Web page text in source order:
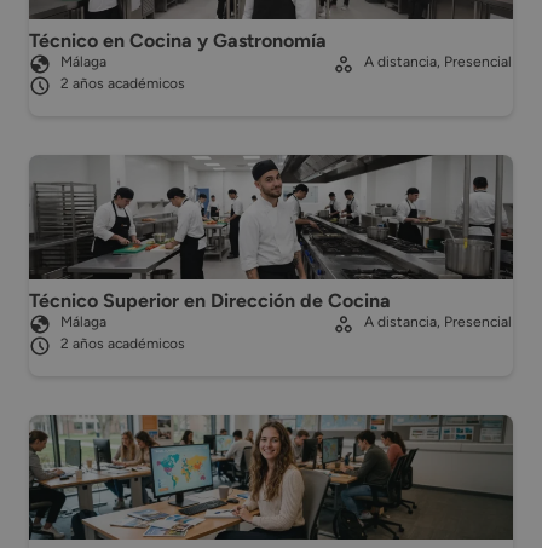
Técnico en Cocina y Gastronomía
Málaga
2 años académicos
A distancia, Presencial
Técnico Superior en Dirección de Cocina
Málaga
2 años académicos
A distancia, Presencial